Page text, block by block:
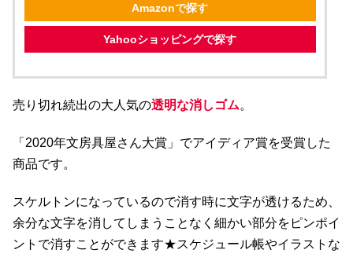
Amazonで探す
Yahooショッピングで探す
売り切れ続出の大人気の透明な消しゴム。
「2020年文房具屋さん大賞」でアイディア賞を受賞した
商品です。
スケルトンになっているので消す時に文字が透けるため、
余分な文字を消してしまうことなく細かい部分をピンポイ
ントで消すことができます★スケジュール帳やイラストな